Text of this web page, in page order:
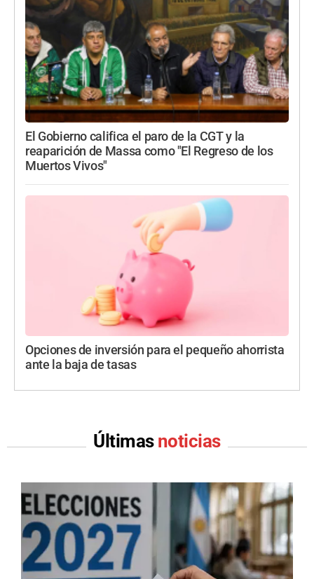
El Gobierno califica el paro de la CGT y la
reaparición de Massa como "El Regreso de los
Muertos Vivos"
Opciones de inversión para el pequeño ahorrista
ante la baja de tasas
Últimas noticias